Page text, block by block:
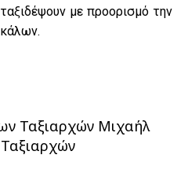
Ταξιαρχών Μιχαήλ
με προορισμό την